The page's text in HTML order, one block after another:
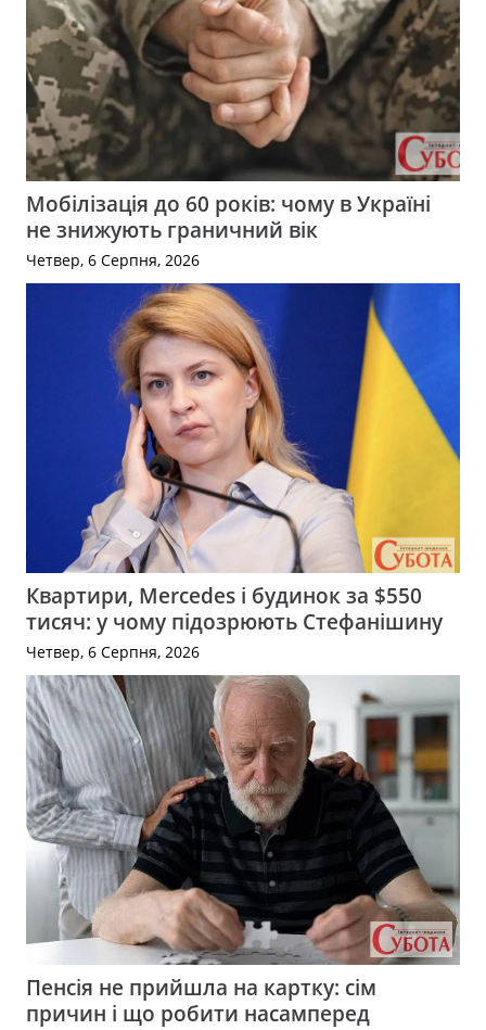
Мобілізація до 60 років: чому в Україні
не знижують граничний вік
Четвер, 6 Серпня, 2026
Квартири, Mercedes і будинок за $550
тисяч: у чому підозрюють Стефанішину
Четвер, 6 Серпня, 2026
Пенсія не прийшла на картку: сім
причин і що робити насамперед